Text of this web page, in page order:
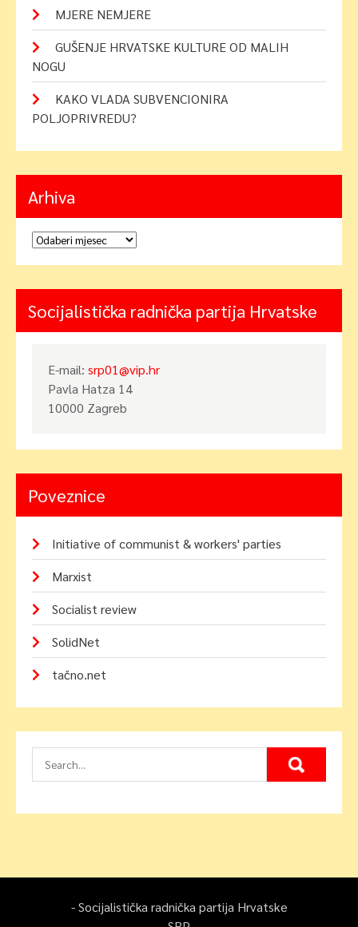
MJERE NEMJERE
GUŠENJE HRVATSKE KULTURE OD MALIH
NOGU
KAKO VLADA SUBVENCIONIRA
POLJOPRIVREDU?
Arhiva
Arhiva
Socijalistička radnička partija Hrvatske
E-mail: srp01@vip.hr
Pavla Hatza 14
10000 Zagreb
Poveznice
Initiative of communist & workers' parties
Marxist
Socialist review
SolidNet
tačno.net
- Socijalistička radnička partija Hrvatske